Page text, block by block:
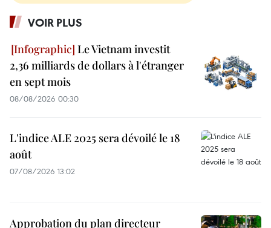
VOIR PLUS
Le Vietnam investit
2,36 milliards de dollars à l'étranger
en sept mois
08/08/2026 00:30
L'indice ALE 2025 sera dévoilé le 18
août
07/08/2026 13:02
Approbation du plan directeur